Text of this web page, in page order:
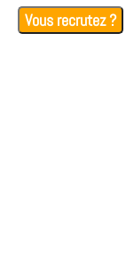
Vous recrutez ?